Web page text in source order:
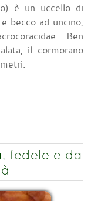
è un uccello di
becco ad uncino,
Ben
il cormorano
fedele e da